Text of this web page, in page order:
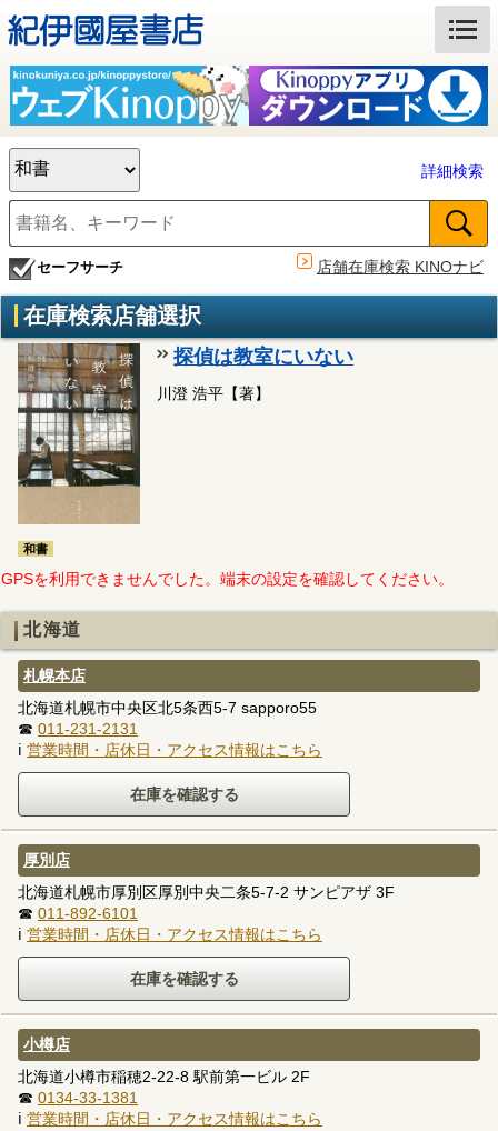
詳細検索
セーフサーチ 店舗在庫検索 KINOナビ
在庫検索店舗選択
和書
探偵は教室にいない
川澄 浩平【著】
GPSを利用できませんでした。端末の設定を確認してください。
北海道
札幌本店
北海道札幌市中央区北5条西5-7 sapporo55
☎ 011-231-2131
ℹ 営業時間・店休日・アクセス情報はこちら
厚別店
北海道札幌市厚別区厚別中央二条5-7-2 サンピアザ 3F
☎ 011-892-6101
ℹ 営業時間・店休日・アクセス情報はこちら
小樽店
北海道小樽市稲穂2-22-8 駅前第一ビル 2F
☎ 0134-33-1381
ℹ 営業時間・店休日・アクセス情報はこちら